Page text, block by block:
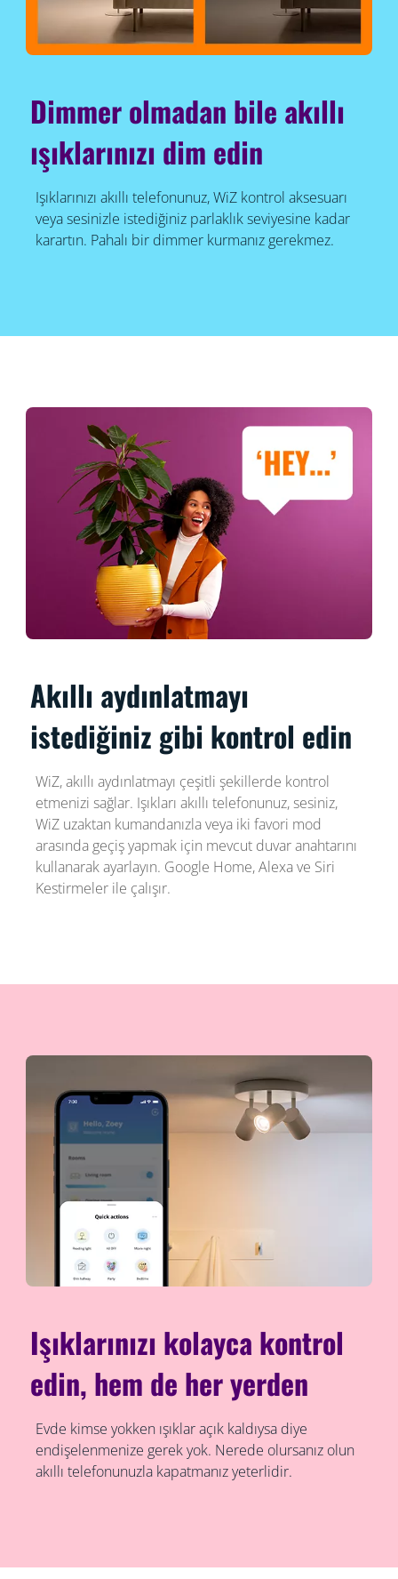
Dimmer olmadan bile akıllı
ışıklarınızı dim edin
Işıklarınızı akıllı telefonunuz, WiZ kontrol aksesuarı
veya sesinizle istediğiniz parlaklık seviyesine kadar
karartın. Pahalı bir dimmer kurmanız gerekmez.
Akıllı aydınlatmayı
istediğiniz gibi kontrol edin
WiZ, akıllı aydınlatmayı çeşitli şekillerde kontrol
etmenizi sağlar. Işıkları akıllı telefonunuz, sesiniz,
WiZ uzaktan kumandanızla veya iki favori mod
arasında geçiş yapmak için mevcut duvar anahtarını
kullanarak ayarlayın. Google Home, Alexa ve Siri
Kestirmeler ile çalışır.
Işıklarınızı kolayca kontrol
edin, hem de her yerden
Evde kimse yokken ışıklar açık kaldıysa diye
endişelenmenize gerek yok. Nerede olursanız olun
akıllı telefonunuzla kapatmanız yeterlidir.